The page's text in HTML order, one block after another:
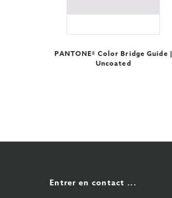
PANTONE® Color Bridge Guide |
Uncoated
Entrer en contact ...